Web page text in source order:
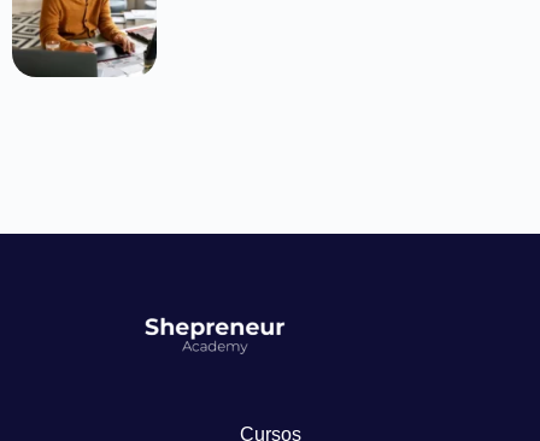
Cursos